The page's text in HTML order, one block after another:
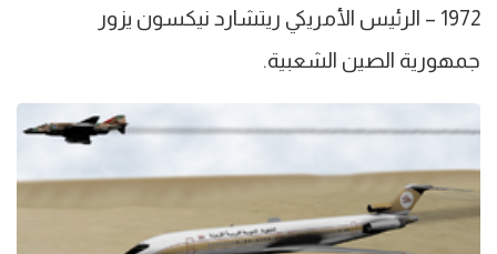
1972 – الرئيس الأمريكي ريتشارد نيكسون يزور
جمهورية الصين الشعبية.